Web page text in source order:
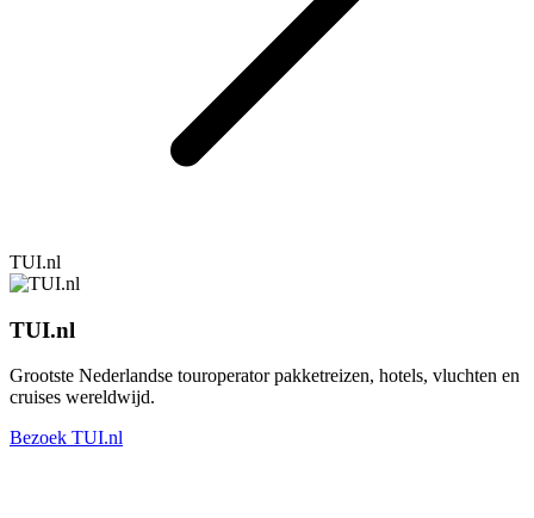
TUI.nl
TUI.nl
Grootste Nederlandse touroperator pakketreizen, hotels, vluchten en
cruises wereldwijd.
Bezoek TUI.nl